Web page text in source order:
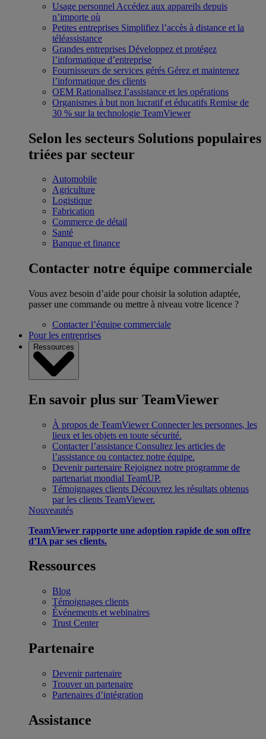
Usage personnel Accédez aux appareils depuis
n’importe où
Petites entreprises Simplifiez l’accès à distance et la
téléassistance
Grandes entreprises Développez et protégez
l’informatique d’entreprise
Fournisseurs de services gérés Gérez et maintenez
l’informatique des clients
OEM Rationalisez l’assistance et les opérations
Organismes à but non lucratif et éducatifs Remise de
30 % sur la technologie TeamViewer
Selon les secteurs Solutions populaires
triées par secteur
Automobile
Agriculture
Logistique
Fabrication
Commerce de détail
Santé
Banque et finance
Contacter notre équipe commerciale
Vous avez besoin d’aide pour choisir la solution adaptée,
passer une commande ou mettre à niveau votre licence ?
Contacter l’équipe commerciale
Pour les entreprises
Ressources
En savoir plus sur TeamViewer
À propos de TeamViewer Connecter les personnes, les
lieux et les objets en toute sécurité.
Contacter l’assistance Consultez les articles de
l’assistance ou contactez notre équipe.
Devenir partenaire Rejoignez notre programme de
partenariat mondial TeamUP.
Témoignages clients Découvrez les résultats obtenus
par les clients TeamViewer.
Nouveautés
TeamViewer rapporte une adoption rapide de son offre
d’IA par ses clients.
Ressources
Blog
Témoignages clients
Événements et webinaires
Trust Center
Partenaire
Devenir partenaire
Trouver un partenaire
Partenaires d’intégration
Assistance